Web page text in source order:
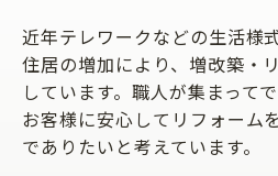
近年テレワークなどの生活様
住居の増加により、増改築・
しています。職人が集まって
お客様に安心してリフォーム
でありたいと考えています。